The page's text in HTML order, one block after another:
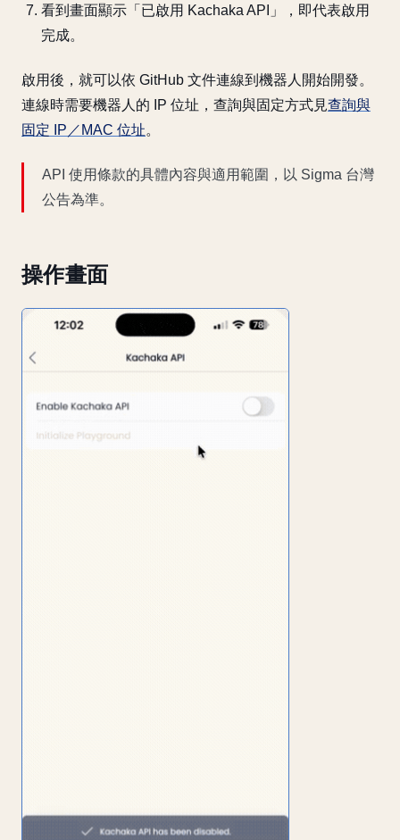
看到畫面顯示「已啟用 Kachaka API」，即代表啟用
完成。
啟用後，就可以依 GitHub 文件連線到機器人開始開發。
連線時需要機器人的 IP 位址，查詢與固定方式見查詢與
固定 IP／MAC 位址。
API 使用條款的具體內容與適用範圍，以 Sigma 台灣
公告為準。
操作畫面